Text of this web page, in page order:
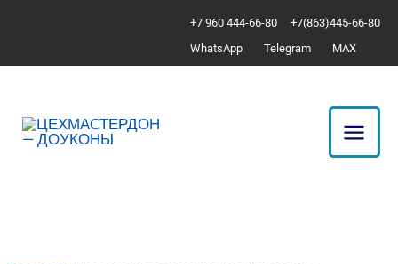
содержимому
+7 960 444-66-80
+7(863)445-66-80
WhatsApp
Telegram MAX
Плавающее
с